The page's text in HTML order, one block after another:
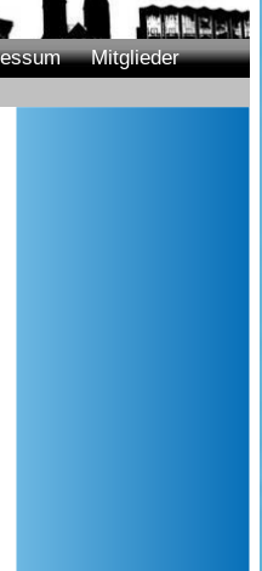
Mitglieder